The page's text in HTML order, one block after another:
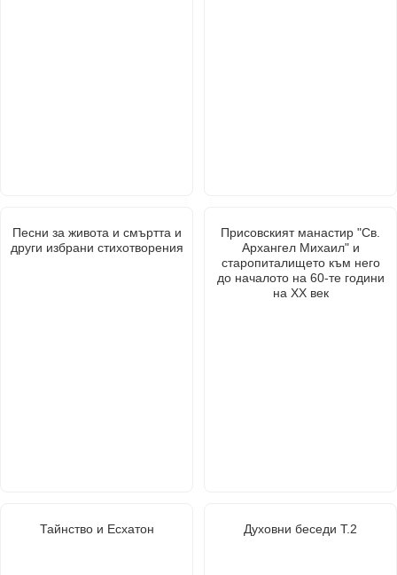
Песни за живота и смъртта и
други избрани стихотворения
Присовският манастир "Св.
Архангел Михаил" и
старопиталището към него
до началото на 60-те години
на ХХ век
Тайнство и Есхатон Духовни беседи Т.2